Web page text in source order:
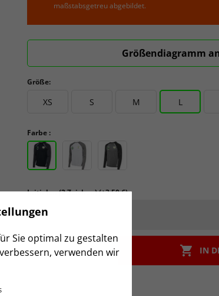
Sie optimal zu gestalten
verwenden wir
maßstabsgetreu abgebildet.
Größendiagramm
Größe:
XS S M L
Farbe :
Initialen (2 Zeichen)(+3,50 €)
- +  IN